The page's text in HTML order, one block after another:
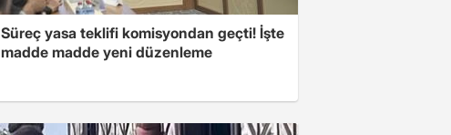
Süreç yasa teklifi komisyondan geçti! İşte
madde madde yeni düzenleme